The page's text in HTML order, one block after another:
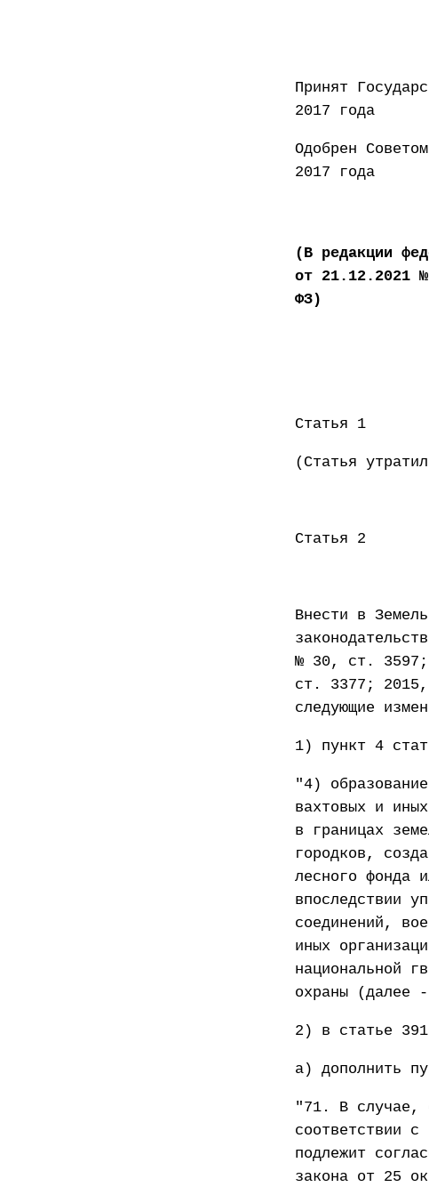
Принят
2017 года
2017 года
(В редакции
от 21.12.2021
ФЗ)
Статья 1
(Статья
Статья 2
Внести в
№ 30, ст.
ст. 3377;
следующие
1) пункт 4
"4)
вахтовых и
в границах
городков,
лесного фонда
впоследствии
соединений,
иных
национальной
охраны (далее
2) в статье
а) дополнить
"71. В случае,
соответствии с
подлежит
закона от 25